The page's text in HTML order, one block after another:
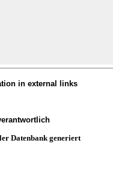
in external links
Datenbank generiert